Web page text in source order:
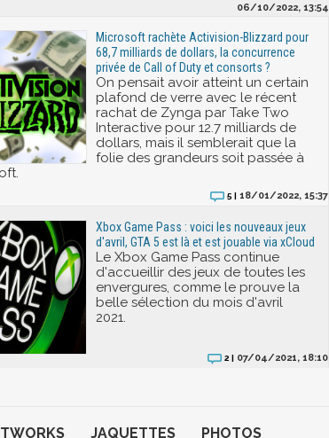
06/10/2022, 13:54
Microsoft rachète Activision-Blizzard pour
68,7 milliards de dollars, la concurrence
privée de Call of Duty et consorts ?
On pensait avoir atteint un certain
plafond de verre avec le récent
rachat de Zynga par Take Two
Interactive pour 12.7 milliards de
dollars, mais il semblerait que la
folie des grandeurs soit passée à
5 | 18/01/2022, 15:37
Xbox Game Pass : voici les nouveaux jeux
d'avril, GTA 5 est là et est jouable via xCloud
Le Xbox Game Pass continue
d'accueillir des jeux de toutes les
envergures, comme le prouve la
belle sélection du mois d'avril
2021.
2 | 07/04/2021, 18:10
JAQUETTES PHOTOS